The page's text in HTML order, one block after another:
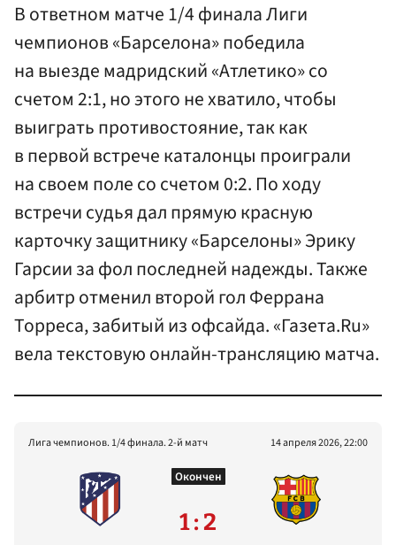
В ответном матче 1/4 финала Лиги
чемпионов «Барселона» победила
на выезде мадридский «Атлетико» со
счетом 2:1, но этого не хватило, чтобы
выиграть противостояние, так как
в первой встрече каталонцы проиграли
на своем поле со счетом 0:2. По ходу
встречи судья дал прямую красную
карточку защитнику «Барселоны» Эрику
Гарсии за фол последней надежды. Также
арбитр отменил второй гол Феррана
Торреса, забитый из офсайда. «Газета.Ru»
вела текстовую онлайн-трансляцию матча.
Лига чемпионов. 1/4 финала. 2-й матч 14 апреля 2026, 22:00
Окончен
1 : 2